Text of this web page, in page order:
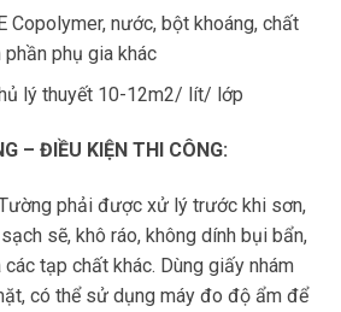
Copolymer, nước, bột khoáng, chất
phần phụ gia khác
lý thuyết 10-12m2/ lít/ lớp
– ĐIỀU KIỆN THI CÔNG:
phải được xử lý trước khi sơn,
sẽ, khô ráo, không dính bụi bẩn,
tạp chất khác. Dùng giấy nhám
có thể sử dụng máy đo độ ẩm để